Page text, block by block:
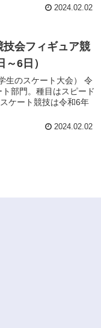
2024.02.02
会フィギュア競
6日）
生のスケート大会） 令
部門。種目はスピード
ケート競技は令和6年
2024.02.02